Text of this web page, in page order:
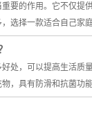
要的作用。它不仅
选择一款适合自己家
处，可以提高生活
，具有防滑和抗菌